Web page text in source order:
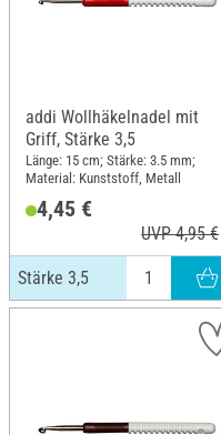
addi Wollhäkelnadel mit
Griff, Stärke 3,5
Länge: 15 cm; Stärke: 3.5 mm;
Material: Kunststoff, Metall
4,45 €
UVP 4,95 €
Stärke 3,5